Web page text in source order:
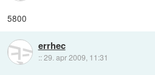
5800
errhec
::29. apr 2009, 11:31